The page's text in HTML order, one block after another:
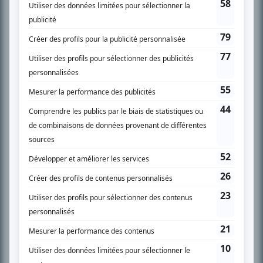
À PROPOS
Chroniqueur télé du journal Le Soleil depuis 2001, Richard Therrien carbure à
télévision» a d’abord oeuvré au magazine TV Hebdo de 1996 à 2001. Sa
spécialité: la télé québécoise. On peut l’entendre régulièrement commenter
l’actualité télévisuelle au 98,5.
En savoir plus »
SUR LE RÉSEAU BIZZ MÉDIA
PLAN DU SITE
Accueil
Liste des oeuvres
Liste des comédiens